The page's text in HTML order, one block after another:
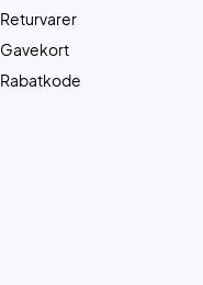
Returvarer
Gavekort
Rabatkode